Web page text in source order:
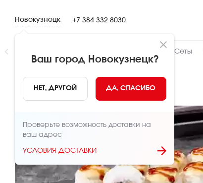
Новокузнецк
Ваш город Новокузнецк?
НЕТ, ДРУГОЙ ДА, СПАСИБО
Проверьте возможность доставки на
ваш адрес
УСЛОВИЯ ДОСТАВКИ
+7 384 332 8030
Сеты
НАЗАД